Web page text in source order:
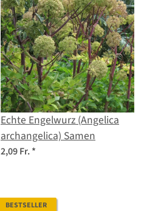
Echte Engelwurz (Angelica
archangelica) Samen
2,09 Fr.*
BESTSELLER